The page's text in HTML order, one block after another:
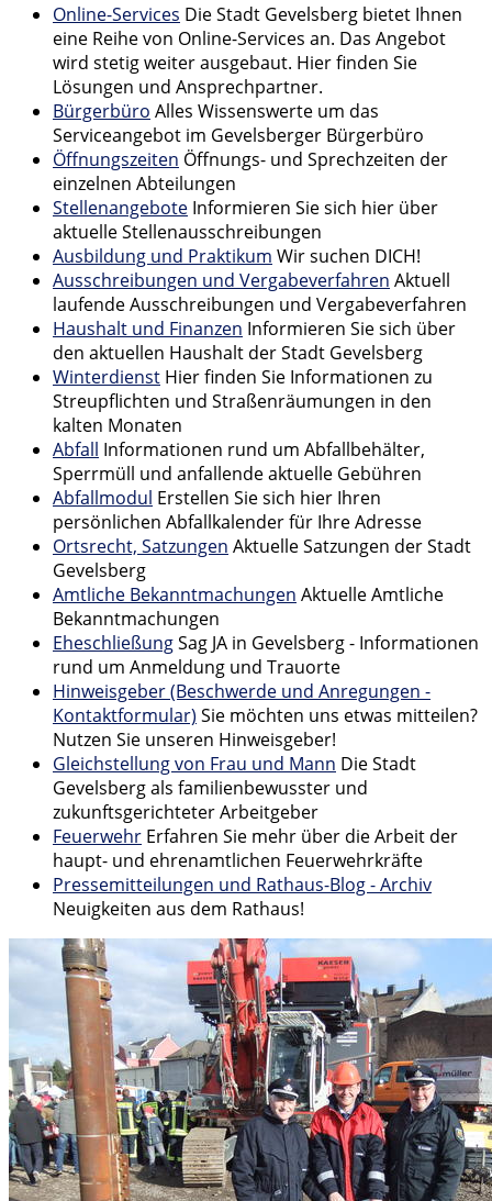
Online-Services Die Stadt Gevelsberg bietet Ihnen
eine Reihe von Online-Services an. Das Angebot
wird stetig weiter ausgebaut. Hier finden Sie
Lösungen und Ansprechpartner.
Bürgerbüro Alles Wissenswerte um das
Serviceangebot im Gevelsberger Bürgerbüro
Öffnungszeiten Öffnungs- und Sprechzeiten der
einzelnen Abteilungen
Stellenangebote Informieren Sie sich hier über
aktuelle Stellenausschreibungen
Ausbildung und Praktikum Wir suchen DICH!
Ausschreibungen und Vergabeverfahren Aktuell
laufende Ausschreibungen und Vergabeverfahren
Haushalt und Finanzen Informieren Sie sich über
den aktuellen Haushalt der Stadt Gevelsberg
Winterdienst Hier finden Sie Informationen zu
Streupflichten und Straßenräumungen in den
kalten Monaten
Abfall Informationen rund um Abfallbehälter,
Sperrmüll und anfallende aktuelle Gebühren
Abfallmodul Erstellen Sie sich hier Ihren
persönlichen Abfallkalender für Ihre Adresse
Ortsrecht, Satzungen Aktuelle Satzungen der Stadt
Gevelsberg
Amtliche Bekanntmachungen Aktuelle Amtliche
Bekanntmachungen
EheschließungSag JA in Gevelsberg - Informationen
rund um Anmeldung und Trauorte
Hinweisgeber (Beschwerde und Anregungen -
Kontaktformular) Sie möchten uns etwas mitteilen?
Nutzen Sie unseren Hinweisgeber!
Gleichstellung von Frau und Mann Die Stadt
Gevelsberg als familienbewusster und
zukunftsgerichteter Arbeitgeber
Feuerwehr Erfahren Sie mehr über die Arbeit der
haupt- und ehrenamtlichen Feuerwehrkräfte
Pressemitteilungen und Rathaus-Blog - Archiv
Neuigkeiten aus dem Rathaus!